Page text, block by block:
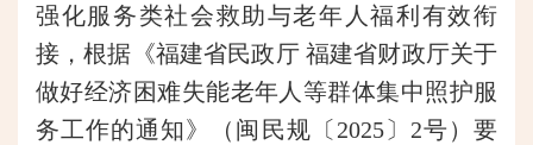
强化服务类社会救助与老年人福利有效衔
接，根据《福建省民政厅 福建省财政厅关于
做好经济困难失能老年人等群体集中照护服
务工作的通知》（闽民规〔2025〕2号）要